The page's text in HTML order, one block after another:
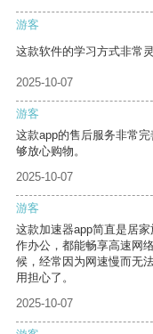
游客
这款软件的学习方式非常
2025-10-07
游客
这款app的售后服务非常
够放心购物。
2025-10-07
游客
这款加速器app简直是居
作办公，都能畅享高速网
候，经常因为网速慢而无
用担心了。
2025-10-07